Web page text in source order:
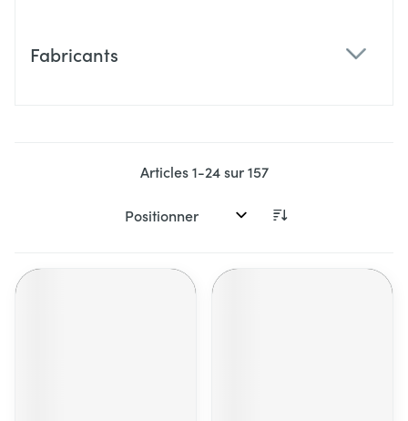
Fabricants
Articles1-24sur157
Trier par: